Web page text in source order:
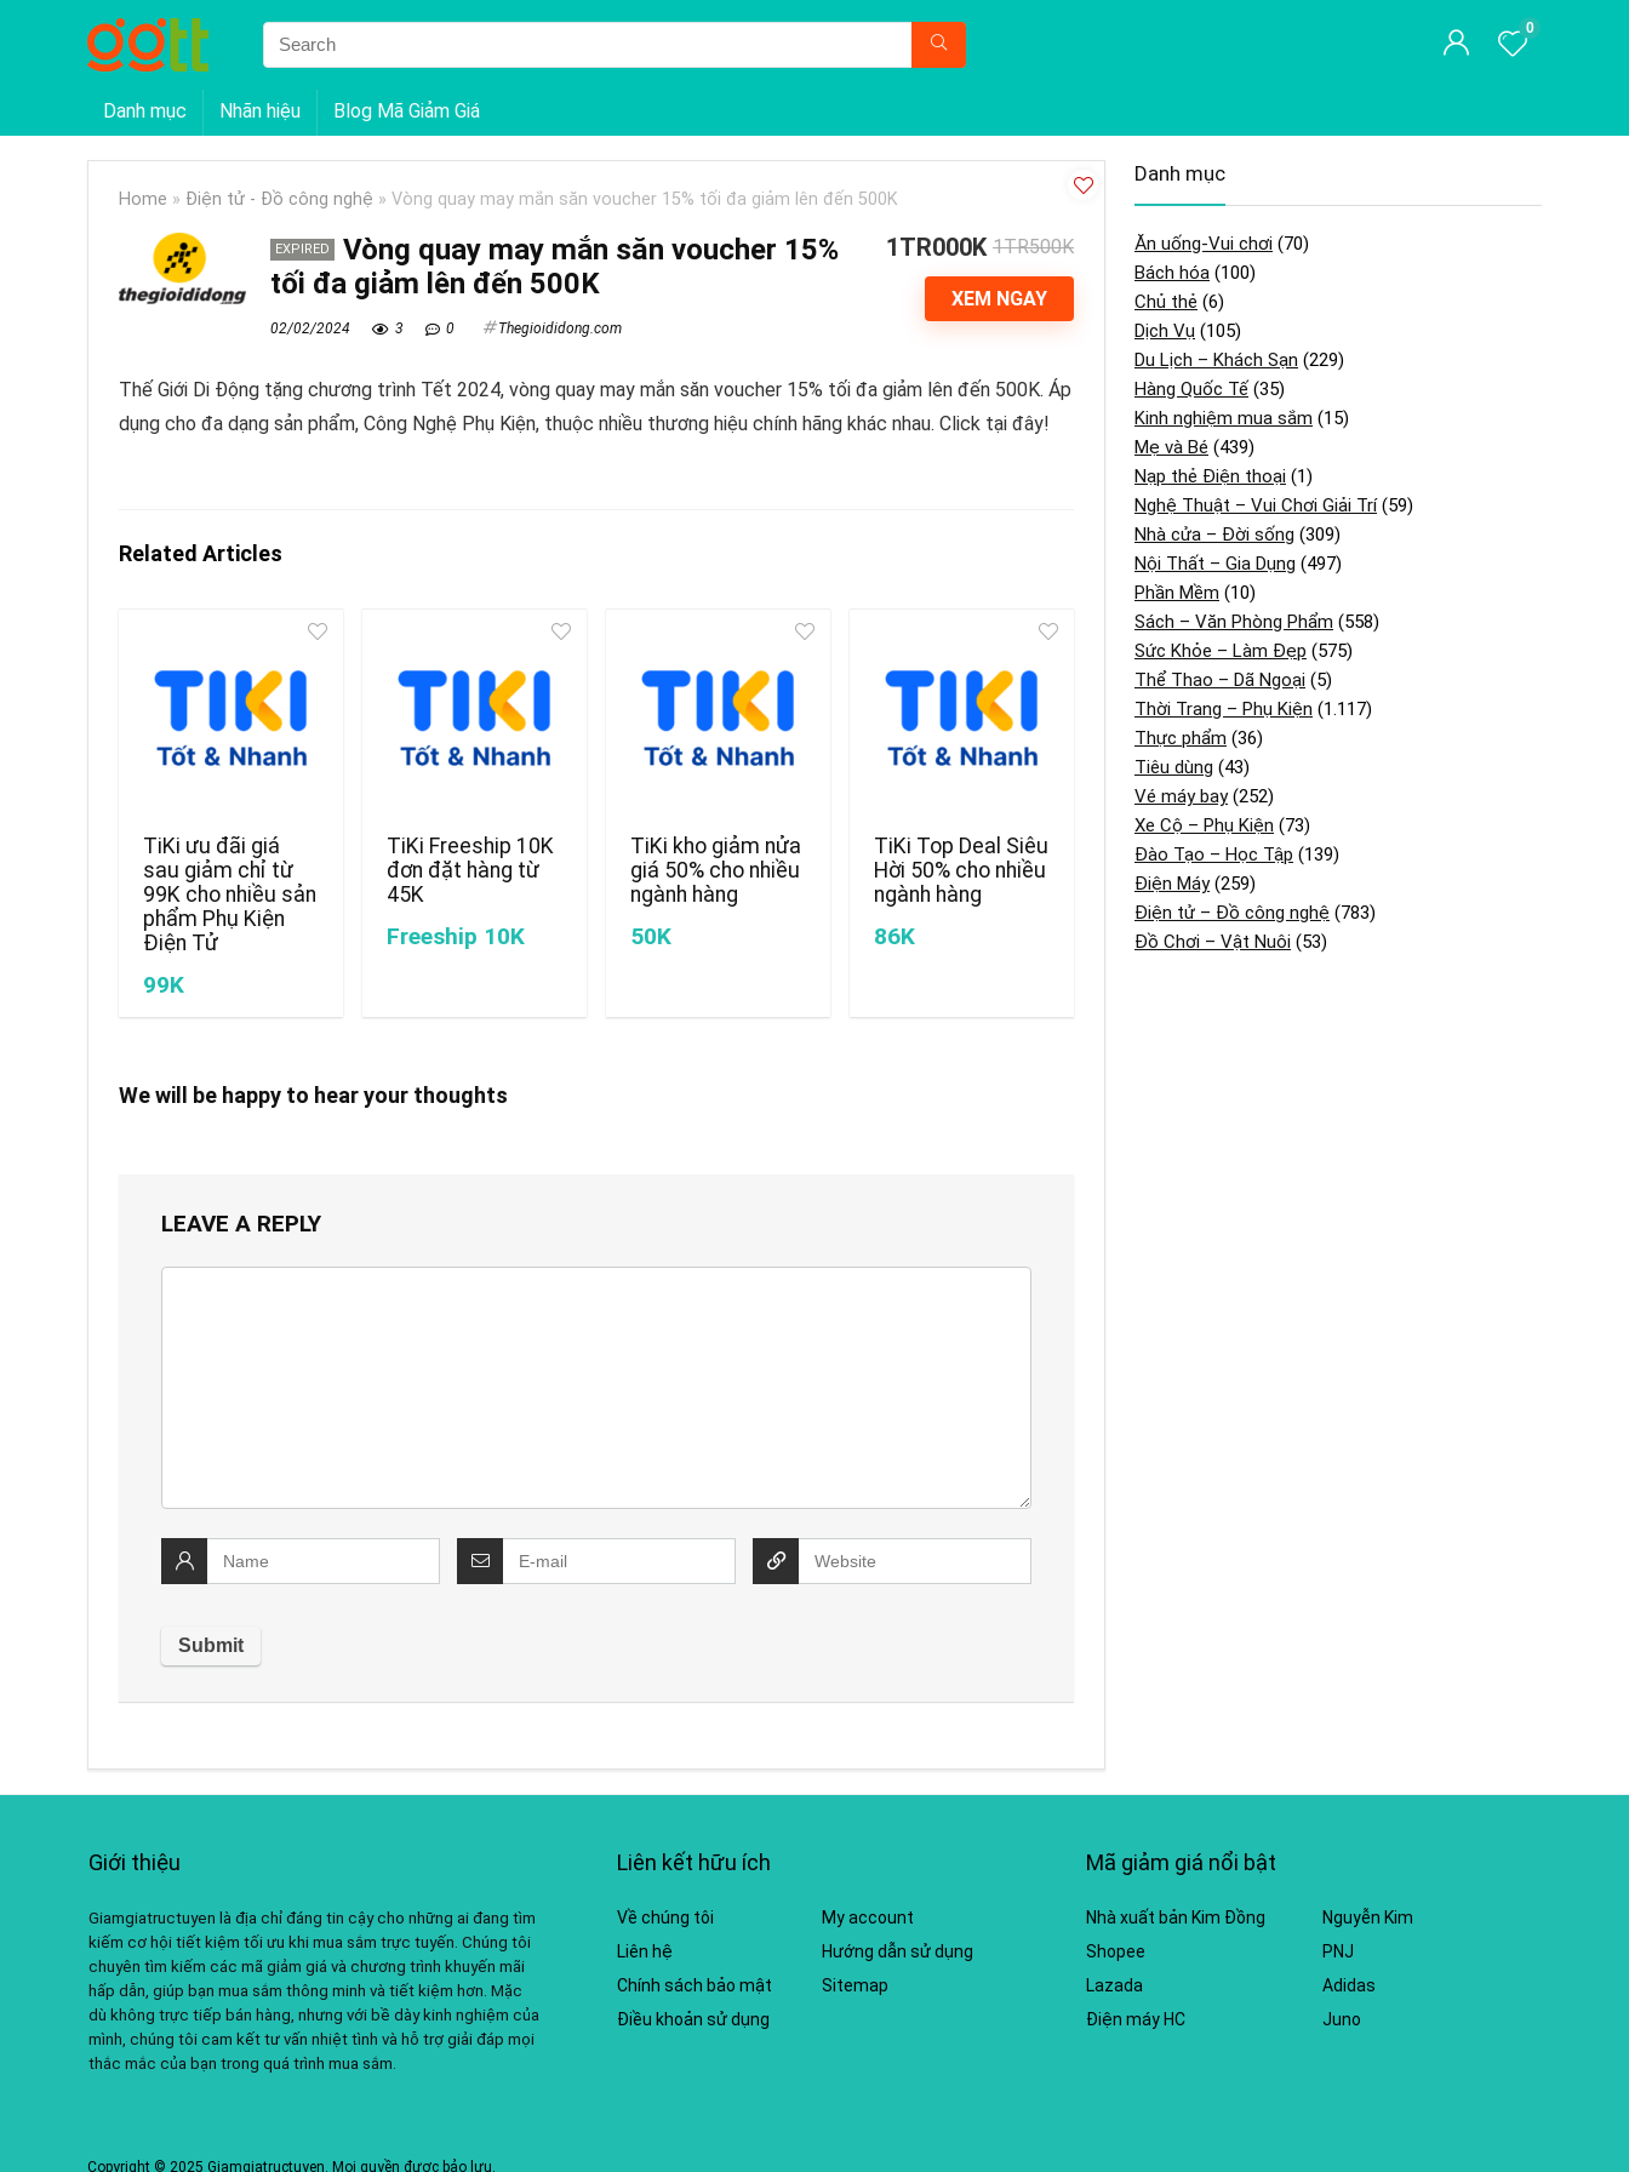
0
Danh mục Nhãn hiệu Blog Mã Giảm Giá
Home » Điện tử - Đồ công nghệ » Vòng quay may mắn săn voucher 15% tối đa giảm lên đến 500K
EXPIRED
Vòng quay may mắn săn voucher 15%
tối đa giảm lên đến 500K
02/02/2024 3 0 Thegioididong.com
1TR000K 1TR500K
XEM NGAY
Thế Giới Di Động tặng chương trình Tết 2024, vòng quay may mắn săn voucher 15% tối đa giảm lên đến 500K. Áp
dụng cho đa dạng sản phẩm, Công Nghệ Phụ Kiện, thuộc nhiều thương hiệu chính hãng khác nhau. Click tại đây!
Related Articles
TiKi ưu đãi giá
sau giảm chỉ từ
99K cho nhiều sản
phẩm Phụ Kiện
Điện Tử
99K
TiKi Freeship 10K
đơn đặt hàng từ
45K
Freeship 10K
TiKi kho giảm nửa
giá 50% cho nhiều
ngành hàng
50K
TiKi Top Deal Siêu
Hời 50% cho nhiều
ngành hàng
86K
We will be happy to hear your thoughts
LEAVE A REPLY
Danh mục
Ăn uống-Vui chơi (70)
Bách hóa (100)
Chủ thẻ (6)
Dịch Vụ (105)
Du Lịch – Khách Sạn (229)
Hàng Quốc Tế (35)
Kinh nghiệm mua sắm (15)
Mẹ và Bé (439)
Nạp thẻ Điện thoại (1)
Nghệ Thuật – Vui Chơi Giải Trí(59)
Nhà cửa – Đời sống (309)
Nội Thất – Gia Dụng (497)
Phần Mềm (10)
Sách – Văn Phòng Phẩm (558)
Sức Khỏe – Làm Đẹp (575)
Thể Thao – Dã Ngoại (5)
Thời Trang – Phụ Kiện (1.117)
Thực phẩm (36)
Tiêu dùng (43)
Vé máy bay(252)
Xe Cộ – Phụ Kiện (73)
Đào Tạo – Học Tập (139)
Điện Máy(259)
Điện tử – Đồ công nghệ (783)
Đồ Chơi – Vật Nuôi (53)
Giới thiệu
Giamgiatructuyen là địa chỉ đáng tin cậy cho những ai đang tìm
kiếm cơ hội tiết kiệm tối ưu khi mua sắm trực tuyến. Chúng tôi
chuyên tìm kiếm các mã giảm giá và chương trình khuyến mãi
hấp dẫn, giúp bạn mua sắm thông minh và tiết kiệm hơn. Mặc
dù không trực tiếp bán hàng, nhưng với bề dày kinh nghiệm của
mình, chúng tôi cam kết tư vấn nhiệt tình và hỗ trợ giải đáp mọi
thắc mắc của bạn trong quá trình mua sắm.
Liên kết hữu ích
Về chúng tôi
Liên hệ
Chính sách bảo mật
Điều khoản sử dụng
My account
Hướng dẫn sử dụng
Sitemap
Mã giảm giá nổi bật
Nhà xuất bản Kim Đồng
Shopee
Lazada
Điện máy HC
Nguyễn Kim
PNJ
Adidas
Juno
Copyright © 2025 Giamgiatructuyen. Mọi quyền được bảo lưu.